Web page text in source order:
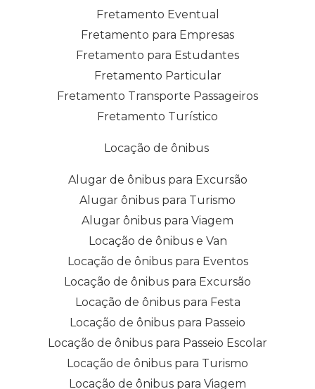
Fretamento Eventual
Fretamento para Empresas
Fretamento para Estudantes
Fretamento Particular
Fretamento Transporte Passageiros
Fretamento Turístico
Locação de ônibus
Alugar de ônibus para Excursão
Alugar ônibus para Turismo
Alugar ônibus para Viagem
Locação de ônibus e Van
Locação de ônibus para Eventos
Locação de ônibus para Excursão
Locação de ônibus para Festa
Locação de ônibus para Passeio
Locação de ônibus para Passeio Escolar
Locação de ônibus para Turismo
Locação de ônibus para Viagem